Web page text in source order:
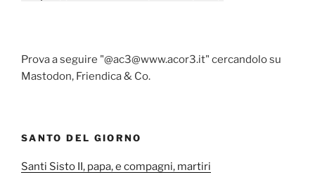
Prova a seguire "@ac3@www.acor3.it" cercandolo su
Mastodon, Friendica & Co.
SANTO DEL GIORNO
Santi Sisto II, papa, e compagni, martiri